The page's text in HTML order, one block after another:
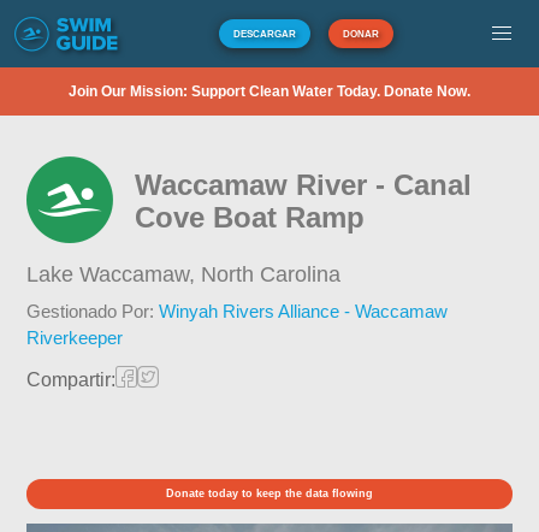
DESCARGAR DONAR
Join Our Mission: Support Clean Water Today. Donate Now.
Waccamaw River - Canal
Cove Boat Ramp
Lake Waccamaw, North Carolina
Gestionado Por:Winyah Rivers Alliance - Waccamaw
Riverkeeper
Compartir:
Donate today to keep the data flowing